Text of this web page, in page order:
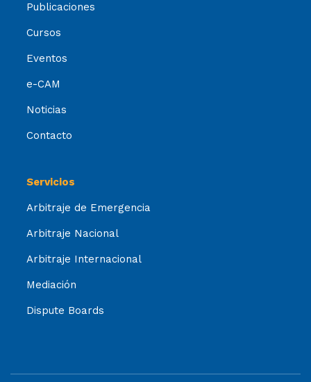
Publicaciones
Cursos
Eventos
e-CAM
Noticias
Contacto
Servicios
Arbitraje de Emergencia
Arbitraje Nacional
Arbitraje Internacional
Mediación
Dispute Boards